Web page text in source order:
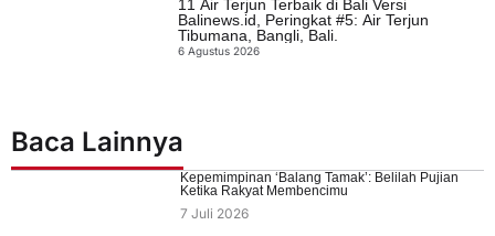
11 Air Terjun Terbaik di Bali Versi
Balinews.id, Peringkat #5: Air Terjun
Tibumana, Bangli, Bali.
6 Agustus 2026
Baca Lainnya
Kepemimpinan ‘Balang Tamak’: Belilah Pujian
Ketika Rakyat Membencimu
7 Juli 2026